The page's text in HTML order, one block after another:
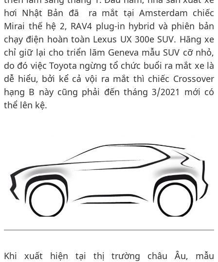
hơi Nhật Bản đã ra mắt tại Amsterdam chiếc
Mirai thế hệ 2, RAV4 plug-in hybrid và phiên bản
chạy điện hoàn toàn Lexus UX 300e SUV. Hãng xe
chỉ giữ lại cho triển lãm Geneva mẫu SUV cỡ nhỏ,
do đó việc Toyota ngừng tổ chức buổi ra mắt xe là
dễ hiểu, bởi kể cả vội ra mắt thì chiếc Crossover
hạng B này cũng phải đến tháng 3/2021 mới có
thể lên kệ.
Khi xuất hiện tại thị trường châu Âu, mẫu